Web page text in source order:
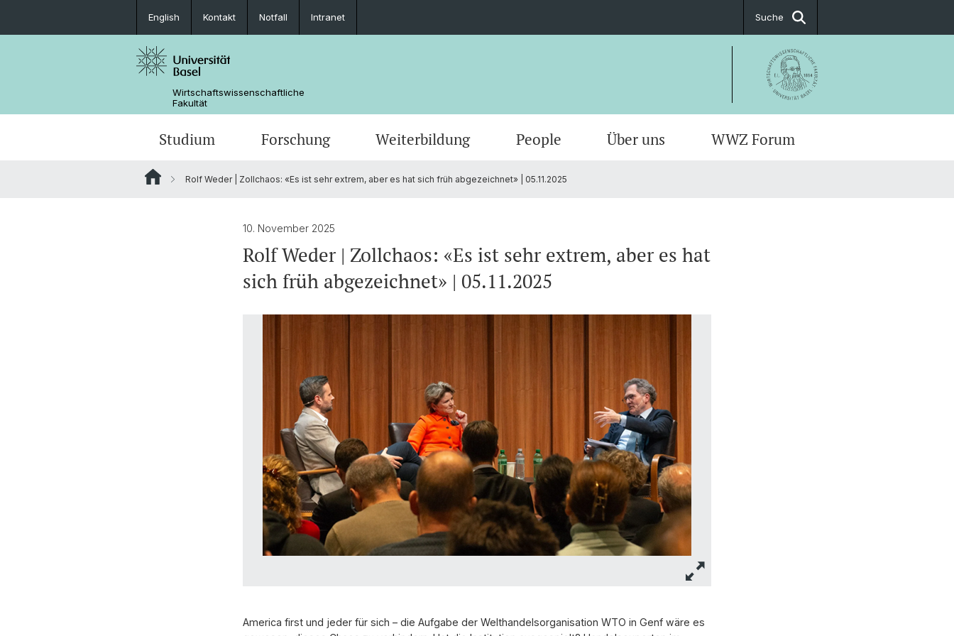
English Kontakt Notfall Intranet Suche
Wirtschaftswissenschaftliche
Fakultät
Studium Forschung Weiterbildung People Über uns WWZ Forum
Rolf Weder | Zollchaos: «Es ist sehr extrem, aber es hat sich früh abgezeichnet» | 05.11.2025
10. November 2025
Rolf Weder | Zollchaos: «Es ist sehr extrem, aber es hat
sich früh abgezeichnet» | 05.11.2025
America first und jeder für sich – die Aufgabe der Welthandelsorganisation WTO in Genf wäre es